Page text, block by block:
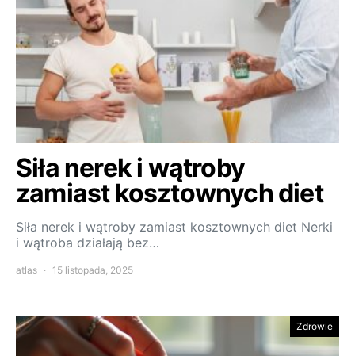
Siła nerek i wątroby
zamiast kosztownych diet
Siła nerek i wątroby zamiast kosztownych diet Nerki
i wątroba działają bez…
atlas 15 listopada, 2025
Zdrowie